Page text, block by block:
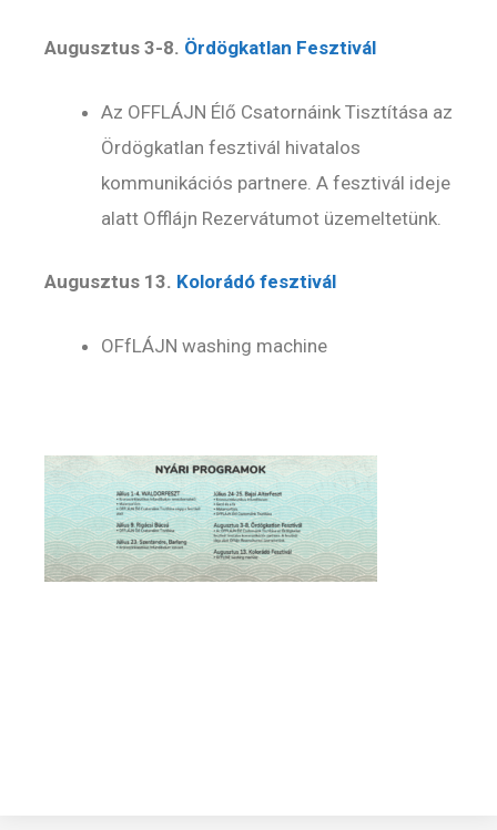
Augusztus 3-8. Ördögkatlan Fesztivál
Az OFFLÁJN Élő Csatornáink Tisztítása az
Ördögkatlan fesztivál hivatalos
kommunikációs partnere. A fesztivál ideje
alatt Offlájn Rezervátumot üzemeltetünk.
Augusztus 13. Kolorádó fesztivál
OFfLÁJN washing machine